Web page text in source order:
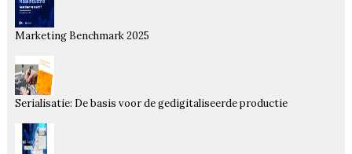
Marketing Benchmark 2025
Serialisatie: De basis voor de gedigitaliseerde productie